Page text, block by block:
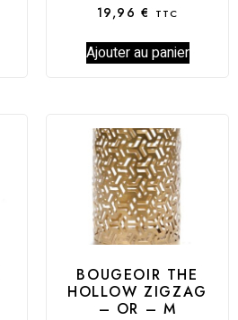
19,96€ TTC
Ajouter au panier
BOUGEOIR THE
HOLLOW ZIGZAG
– OR – M